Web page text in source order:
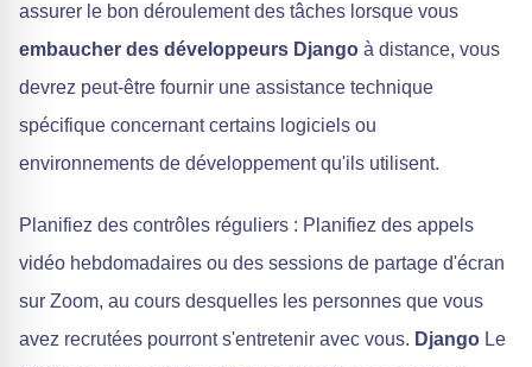
assurer le bon déroulement des tâches lorsque vous
embaucher des développeurs Django à distance, vous
devrez peut-être fournir une assistance technique
spécifique concernant certains logiciels ou
environnements de développement qu'ils utilisent.
Planifiez des contrôles réguliers : Planifiez des appels
vidéo hebdomadaires ou des sessions de partage d'écran
sur Zoom, au cours desquelles les personnes que vous
avez recrutées pourront s'entretenir avec vous. Django Le